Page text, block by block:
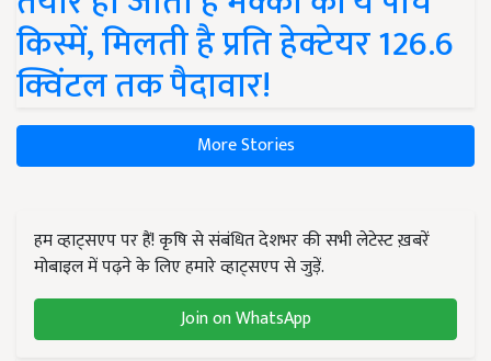
किस्में, मिलती है प्रति हेक्टेयर 126.6
क्विंटल तक पैदावार!
More Stories
हम व्हाट्सएप पर हैं! कृषि से संबंधित देशभर की सभी लेटेस्ट ख़बरें
मोबाइल में पढ़ने के लिए हमारे व्हाट्सएप से जुड़ें.
Join on WhatsApp